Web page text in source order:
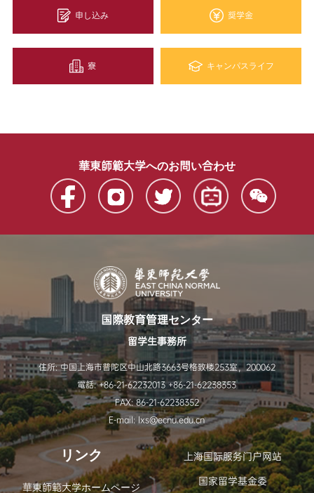
申し込み 奨学金
寮 キャンパスライフ
華東師範大学へのお問い合わせ
国際教育管理センター
留学生事務所
住所: 中国上海市普陀区中山北路3663号格致楼253室，200062
電話: +86-21-62232013 +86-21-62238353
FAX: 86-21-62238352
E-mail: lxs@ecnu.edu.cn
リンク
華東師範大学ホームページ
上海国际服务门户网站
国家留学基金委